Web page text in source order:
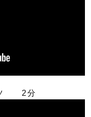
ツ 2分